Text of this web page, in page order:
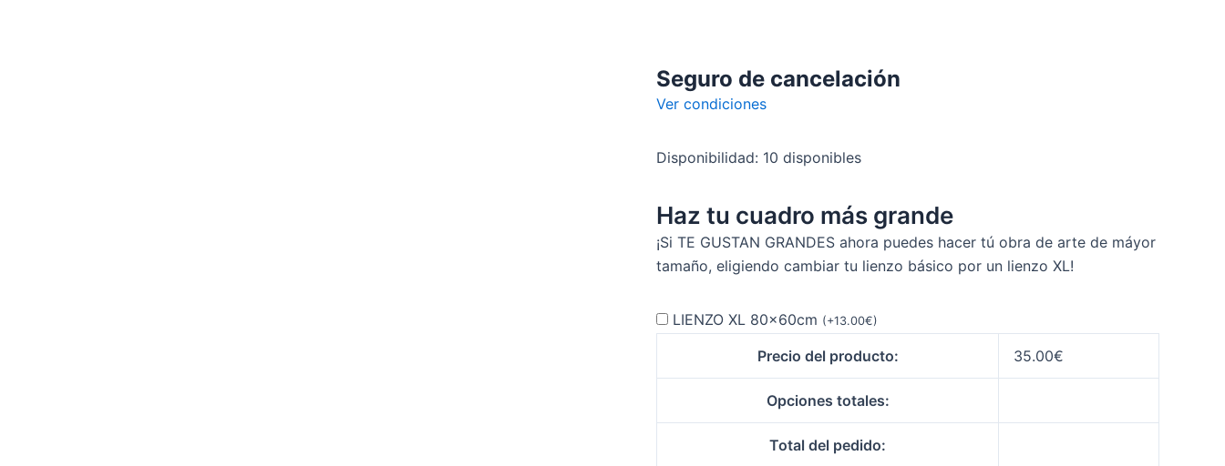
Seguro de cancelación
Ver condiciones
Disponibilidad: 10 disponibles
Haz tu cuadro más grande
¡Si TE GUSTAN GRANDES ahora puedes hacer tú obra de arte de máyor
tamaño, eligiendo cambiar tu lienzo básico por un lienzo XL!
LIENZO XL 80x60cm (+13.00€)
Precio del producto: 35.00€
Opciones totales:
Total del pedido: